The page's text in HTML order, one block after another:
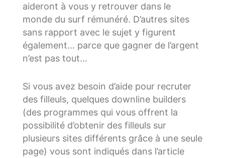
aideront à vous y retrouver dans le
monde du surf rémunéré. D’autres sites
sans rapport avec le sujet y figurent
également… parce que gagner de l’argent
n’est pas tout…
Si vous avez besoin d’aide pour recruter
des filleuls, quelques downline builders
(des programmes qui vous offrent la
possibilité d’obtenir des filleuls sur
plusieurs sites différents grâce à une seule
page) vous sont indiqués dans l’article